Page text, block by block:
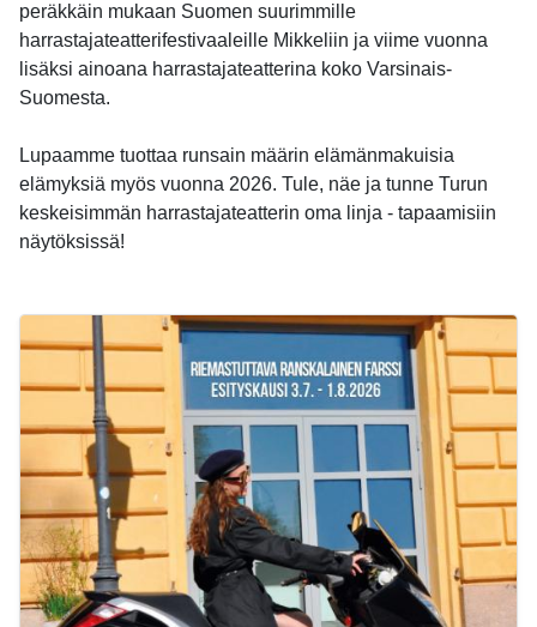
peräkkäin mukaan Suomen suurimmille
harrastajateatterifestivaaleille Mikkeliin ja viime vuonna
lisäksi ainoana harrastajateatterina koko Varsinais-
Suomesta.
Lupaamme tuottaa runsain määrin elämänmakuisia
elämyksiä myös vuonna 2026. Tule, näe ja tunne Turun
keskeisimmän harrastajateatterin oma linja - tapaamisiin
näytöksissä!